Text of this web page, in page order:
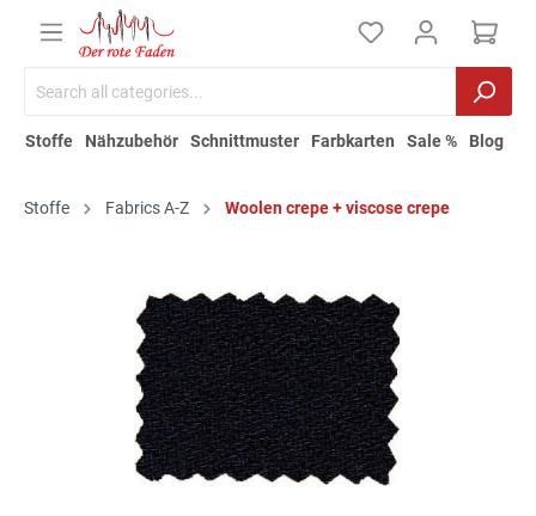
Stoffe Nähzubehör Schnittmuster Farbkarten Sale % Blog
Stoffe Fabrics A-Z Woolen crepe + viscose crepe